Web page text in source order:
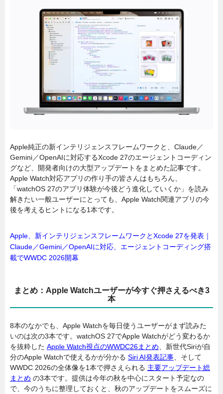
Apple純正の新インテリジェンスフレームワークと、Claude／
Gemini／OpenAIに対応するXcode 27のエージェントコーディン
グなど、開発者向けの大型アップデートをまとめた記事です。
Apple Watch対応アプリの作り手の皆さんはもちろん、
「watchOS 27のアプリ体験が今後どう進化していくか」を読み
解きたい一般ユーザーにとっても、Apple Watch関連アプリの今
後を考えるヒントになる1本です。
Apple、新インテリジェンスフレームワークとXcode 27を発表｜
Claude／Gemini／OpenAIに対応、エージェントコーディング搭
載でWWDC 2026開幕
まとめ：Apple Watchユーザーが今すぐ押さえるべき3
本
8本のなかでも、Apple Watchを毎日使うユーザーがまず読みた
いのは次の3本です。watchOS 27でApple Watchがどう変わるか
を抜粋した Apple Watch視点のWWDC26まとめ 、新世代Siriが自
分のApple Watchで使えるかが分かる Siri AI発表記事 、そして
WWDC 2026の全体像を1本で押さえられる 主要アップデート総
まとめ の3本です。提供は今年の秋を中心にスタート予定なの
で、今のうちに整理しておくと、秋のアップデートをスムーズに